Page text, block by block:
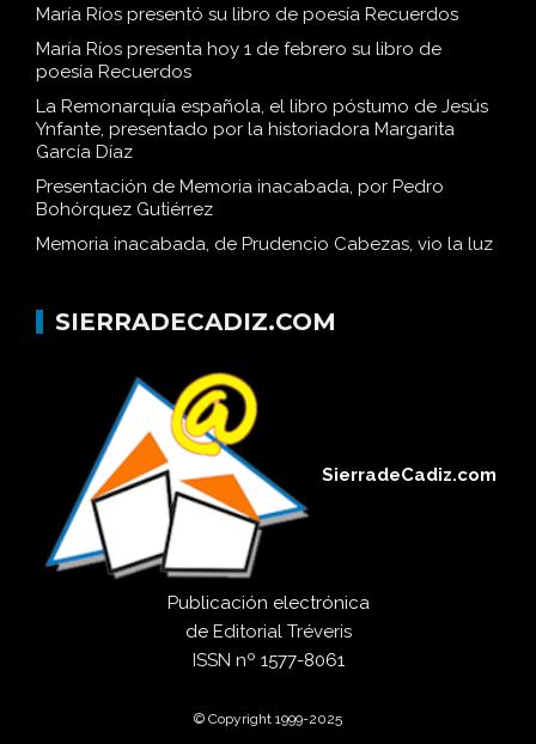
María Ríos presentó su libro de poesía Recuerdos
María Ríos presenta hoy 1 de febrero su libro de
poesía Recuerdos
La Remonarquía española, el libro póstumo de Jesús
Ynfante, presentado por la historiadora Margarita
García Díaz
Presentación de Memoria inacabada, por Pedro
Bohórquez Gutiérrez
Memoria inacabada, de Prudencio Cabezas, vio la luz
SIERRADECADIZ.COM
SierradeCadiz.com
Publicación electrónica
de Editorial Tréveris
ISSN nº 1577-8061
© Copyright 1999-2025